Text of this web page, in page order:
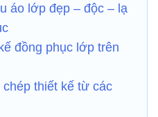
áo lớp đẹp – độc – lạ
đồng phục lớp trên
thiết kế từ các